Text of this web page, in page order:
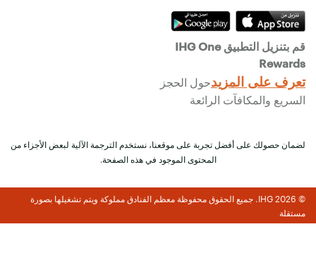
قم بتنزيل التطبيق IHG One
Rewards
تعرف على المزيدحول الحجز
السريع والمكافآت الرائعة
لضمان حصولك على أفضل تجربة على موقعنا، نستخدم الترجمة الآلية لبعض الأجزاء من
المحتوى الموجود في هذه الصفحة.
© 2026 IHG. جميع الحقوق محفوظة معظم الفنادق مملوكة ويتم تشغيلها بصورة
مستقلة